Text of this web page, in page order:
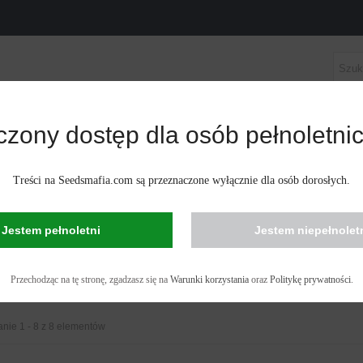
KONOPI NASIONA KONOPI AUTOKWITNĄCE
świat akcesoriów kolekcjonerskich Seeds Mafia, które nie tylko uzupełnią Twoje
Twojej kolekcji. Nasza unikatowa selekcja akcesoriów została zaprojektowana z
stylowych naklejek po praktyczne a...
1 - 8 z 8 elementów
dostęp dla osób
Treści na Seedsmafia.com są przeznaczone wyłącznie dla osób dorosłych.
Jestem pełnoletni Jestem
Przechodząc na tę stronę, zgadzasz się na Warunki korzystaniaoraz Politykę prywatności.